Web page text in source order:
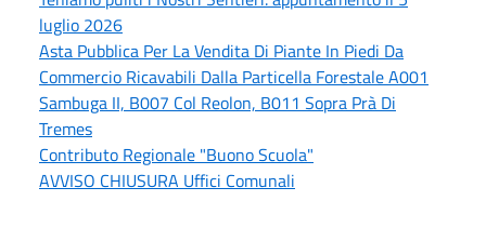
luglio 2026
Asta Pubblica Per La Vendita Di Piante In Piedi Da
Commercio Ricavabili Dalla Particella Forestale A001
Sambuga II, B007 Col Reolon, B011 Sopra Prà Di
Tremes
Contributo Regionale "Buono Scuola"
AVVISO CHIUSURA Uffici Comunali